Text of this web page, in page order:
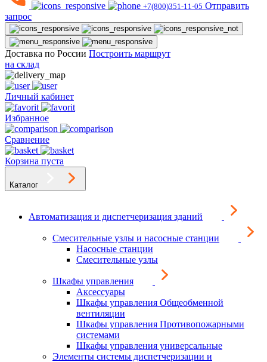
+7(800)351-11-05 Отправить
запрос
Доставка по России Построить маршрут
на склад
Личный кабинет
Избранное
Сравнение
Корзина пуста
Каталог
Автоматизация и диспетчеризация зданий
Смесительные узлы и насосные станции
Насосные станции
Смесительные узлы
Шкафы управления
Аксессуары
Шкафы управления Общеобменной
вентиляции
Шкафы управления Противопожарными
системами
Шкафы управления универсальные
Элементы системы диспетчеризации и